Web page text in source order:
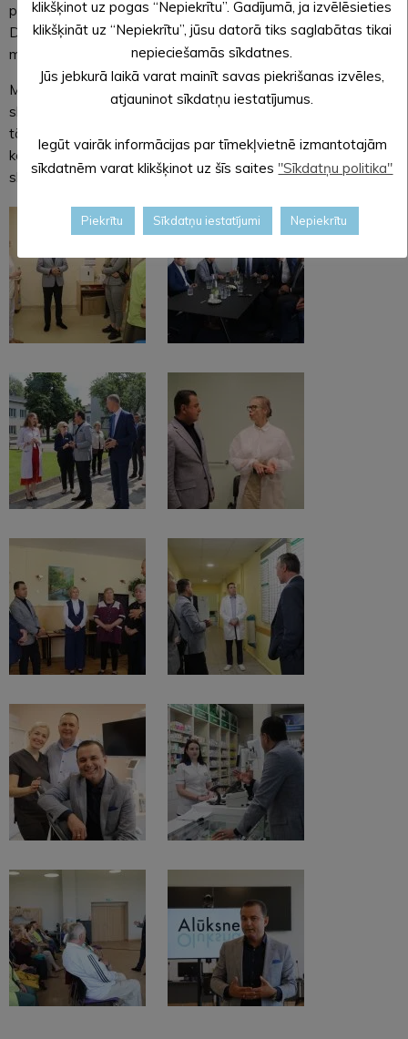
paplašināšanu bērniem ar autiskā spektra traucējumiem.
Diskutēja par speciālistu piesaisti reģioniem un pierobežai,
medicīnas iestāžu tīkla sakārtošanu un sadarbības modeli.
Ministrs sanākušajiem alūksniešiem sacīja, ka Alūksnē ir laba
slimnīca. Viņaprāt svarīgi ir sakārtot medicīnas iestāžu tīklu
tā, lai būtu gan pieejamība, gan kvalitāte. Tādām slimnīcām
kā Alūksnē jāpaliek pašvaldību pārziņā, bet reģionālām
slimnīcām jābūt valsts pakļautībā.
klikšķinot uz pogas “Nepiekrītu”. Gadījumā, ja izvēlēsieties
klikšķināt uz “Nepiekrītu”, jūsu datorā tiks saglabātas tikai
nepieciešamās sīkdatnes.
Jūs jebkurā laikā varat mainīt savas piekrišanas izvēles,
atjauninot sīkdatņu iestatījumus.
Iegūt vairāk informācijas par tīmekļvietnē izmantotajām
sīkdatnēm varat klikšķinot uz šīs saites "Sīkdatņu politika"
Piekrītu Sīkdatņu iestatījumi Nepiekrītu